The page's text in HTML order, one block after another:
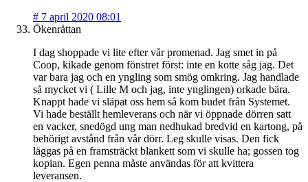
# 7 april 2020 08:01
Ökenråttan
I dag shoppade vi lite efter vår promenad. Jag smet in på
Coop, kikade genom fönstret först: inte en kotte såg jag. Det
var bara jag och en yngling som smög omkring. Jag handlade
så mycket vi ( Lille M och jag, inte ynglingen) orkade bära.
Knappt hade vi släpat oss hem så kom budet från Systemet.
Vi hade beställt hemleverans och när vi öppnade dörren satt
en vacker, snedögd ung man nedhukad bredvid en kartong, på
behörigt avstånd från vår dörr. Leg skulle visas. Den fick
läggas på en framsträckt blankett som vi skulle ha; gossen tog
kopian. Egen penna måste användas för att kvittera
leveransen.